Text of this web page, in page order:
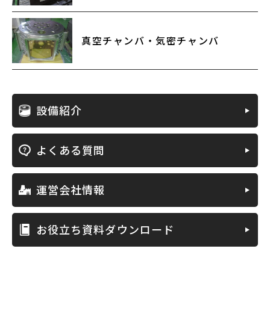
真空チャンバ・気密チャンバ
設備紹介
よくある質問
運営会社情報
お役立ち資料ダウンロード